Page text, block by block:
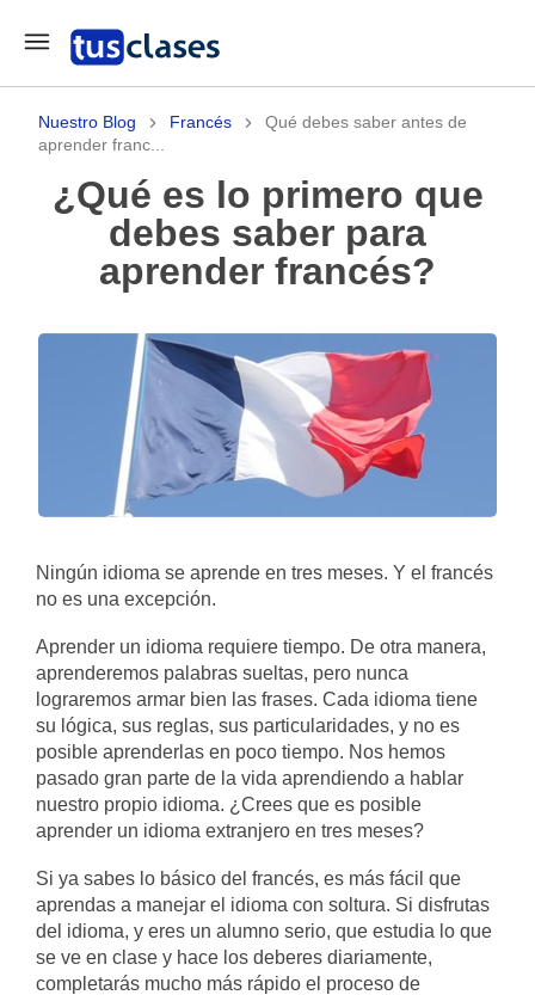
Nuestro Blog Francés
Qué debes saber antes de
aprender franc...
¿Qué es lo primero que
debes saber para
aprender francés?
Ningún idioma se aprende en tres meses. Y el francés
no es una excepción.
Aprender un idioma requiere tiempo. De otra manera,
aprenderemos palabras sueltas, pero nunca
lograremos armar bien las frases. Cada idioma tiene
su lógica, sus reglas, sus particularidades, y no es
posible aprenderlas en poco tiempo. Nos hemos
pasado gran parte de la vida aprendiendo a hablar
nuestro propio idioma. ¿Crees que es posible
aprender un idioma extranjero en tres meses?
Si ya sabes lo básico del francés, es más fácil que
aprendas a manejar el idioma con soltura. Si disfrutas
del idioma, y eres un alumno serio, que estudia lo que
se ve en clase y hace los deberes diariamente,
completarás mucho más rápido el proceso de